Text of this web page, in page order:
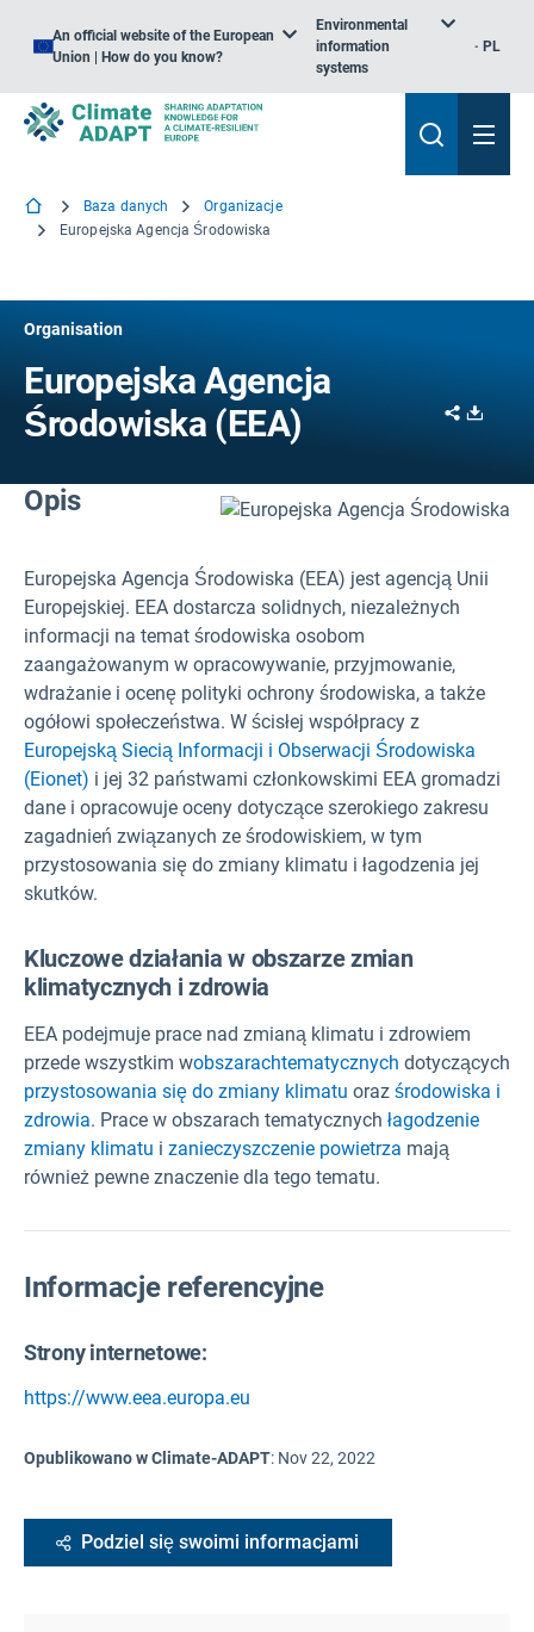
An official website of the European
Union | How do you know?
Environmental
information
systems
PL
Baza danych
Organizacje
Europejska Agencja Środowiska
Organisation
Europejska Agencja
Środowiska (EEA)
Share
Opis
Europejska Agencja Środowiska (EEA) jest agencją Unii
Europejskiej. EEA dostarcza solidnych, niezależnych
informacji na temat środowiska osobom
zaangażowanym w opracowywanie, przyjmowanie,
wdrażanie i ocenę polityki ochrony środowiska, a także
ogółowi społeczeństwa. W ścisłej współpracy z
Europejską Siecią Informacji i Obserwacji Środowiska
(Eionet) i jej 32 państwami członkowskimi EEA gromadzi
dane i opracowuje oceny dotyczące szerokiego zakresu
zagadnień związanych ze środowiskiem, w tym
przystosowania się do zmiany klimatu i łagodzenia jej
skutków.
Kluczowe działania w obszarze zmian
klimatycznych i zdrowia
EEA podejmuje prace nad zmianą klimatu i zdrowiem
przede wszystkim wobszarachtematycznych dotyczących
przystosowania się do zmiany klimatu oraz środowiska i
zdrowia. Prace w obszarach tematycznych łagodzenie
zmiany klimatu i zanieczyszczenie powietrza mają
również pewne znaczenie dla tego tematu.
Informacje referencyjne
Strony internetowe:
https://www.eea.europa.eu
Opublikowano w Climate-ADAPT: Nov 22, 2022
Podziel się swoimi informacjami